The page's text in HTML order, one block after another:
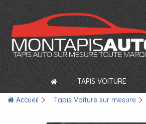
TAPIS VOITURE
Accueil Tapis Voiture sur mesure